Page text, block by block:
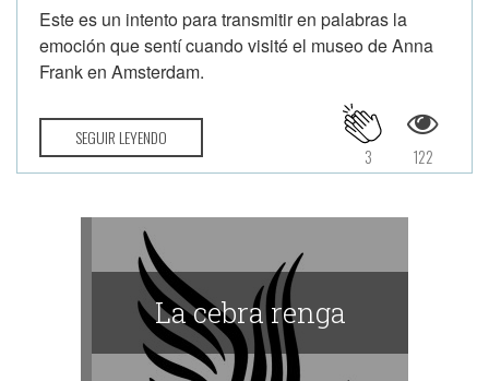
Este es un intento para transmitir en palabras la
emoción que sentí cuando visité el museo de Anna
Frank en Amsterdam.
SEGUIR LEYENDO
122
3
La cebra renga